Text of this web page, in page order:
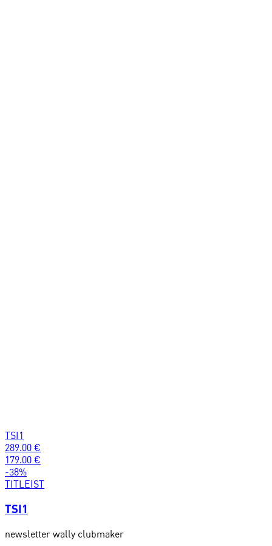
TSI1
289.00 €
179.00 €
-38%
TITLEIST
TSI1
newsletter wally clubmaker